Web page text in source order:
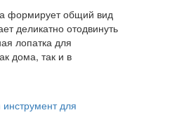
формирует общий вид
деликатно отодвинуть
лопатка для
дома, так и в
для